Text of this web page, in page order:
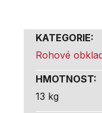
KATEGORIE:
Rohové
HMOTNOST:
13 kg